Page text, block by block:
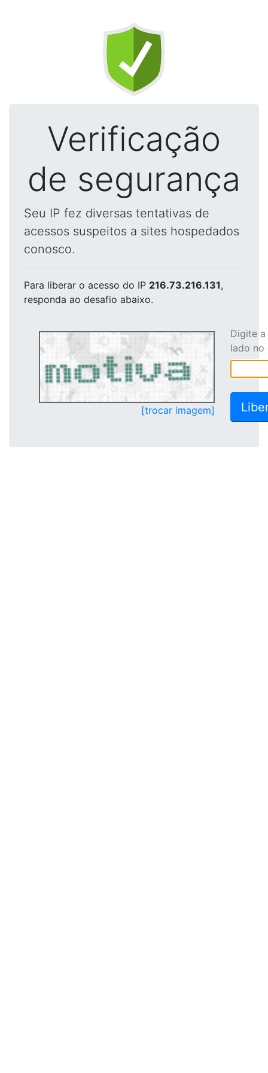
Verificação
de segurança
Seu IP fez diversas tentativas de
acessos suspeitos a sites hospedados
conosco.
Para liberar o acesso do IP 216.73.216.131,
responda ao desafio abaixo.
[trocar imagem]
Digite
lado no